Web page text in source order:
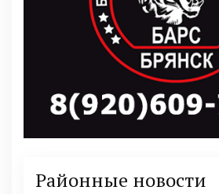
Районные новости